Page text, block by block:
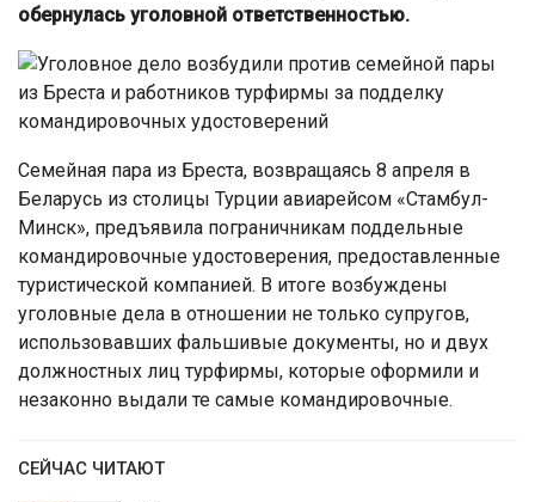
обернулась уголовной ответственностью.
Семейная пара из Бреста, возвращаясь 8 апреля в
Беларусь из столицы Турции авиарейсом «Стамбул-
Минск», предъявила пограничникам поддельные
командировочные удостоверения, предоставленные
туристической компанией. В итоге возбуждены
уголовные дела в отношении не только супругов,
использовавших фальшивые документы, но и двух
должностных лиц турфирмы, которые оформили и
незаконно выдали те самые командировочные.
СЕЙЧАС ЧИТАЮТ